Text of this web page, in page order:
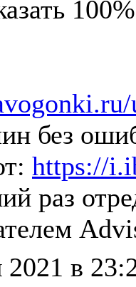
без
https://
раз
2021 в